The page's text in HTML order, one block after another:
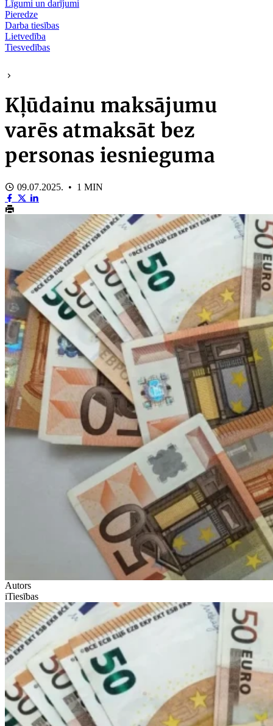
Līgumi un darījumi
Pieredze
Darba tiesības
Lietvedība
Tiesvedības
Kļūdainu maksājumu
varēs atmaksāt bez
personas iesnieguma
09.07.2025. • 1 MIN
Autors
iTiesības